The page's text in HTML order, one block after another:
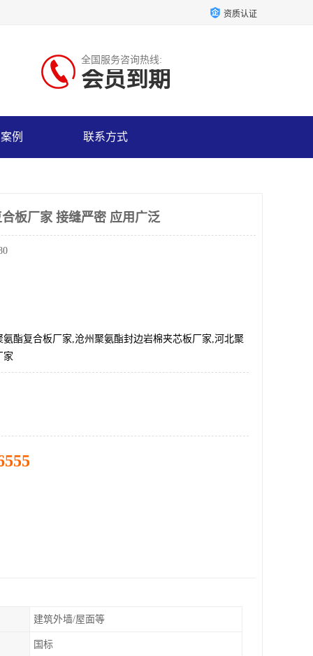
资质认证
全国服务咨询热线:
会员到期
例 联系方式
板厂家 接缝严密 应用广泛
氨酯复合板厂家,沧州聚氨酯封边岩棉夹芯板厂家,河北聚
家
建筑外墙/屋面等
国标